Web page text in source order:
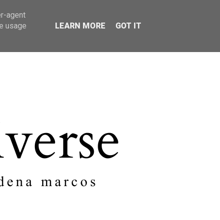
SOBRE MI
agent
usage
LEARN MORE GOT IT